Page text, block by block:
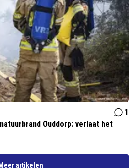
1
Ouddorp: verlaat het
Meer artikelen